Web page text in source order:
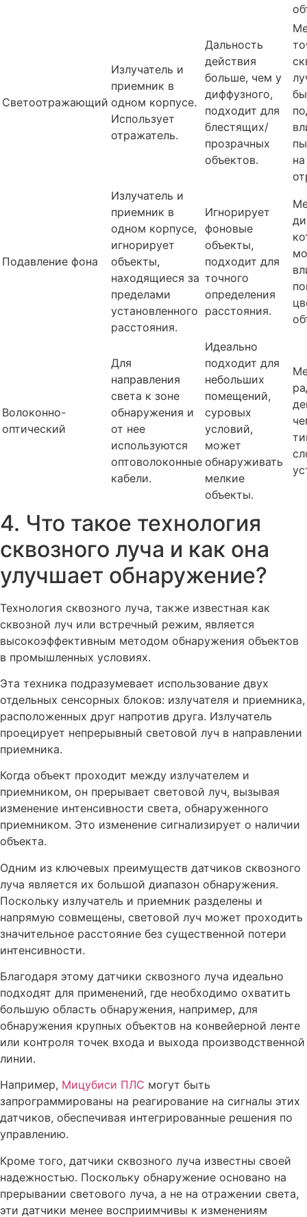
Светоотражающий
Излучатель и
приемник в
одном корпусе.
Использует
отражатель.
Дальность
действия
больше, чем у
диффузного,
подходит для
блестящих/
прозрачных
объектов.
на
Подавление фона
Излучатель и
приемник в
одном корпусе,
игнорирует
объекты,
находящиеся за
пределами
установленного
расстояния.
Игнорирует
фоновые
объекты,
подходит для
точного
определения
расстояния.
Волоконно-
оптический
Для
направления
света к зоне
обнаружения и
от нее
используются
оптоволоконные
кабели.
Идеально
подходит для
небольших
помещений,
суровых
условий,
может
обнаруживать
мелкие
объекты.
4. Что такое технология
сквозного луча и как она
улучшает обнаружение?
Технология сквозного луча, также известная как
сквозной луч или встречный режим, является
высокоэффективным методом обнаружения объектов
в промышленных условиях.
Эта техника подразумевает использование двух
отдельных сенсорных блоков: излучателя и приемника,
расположенных друг напротив друга. Излучатель
проецирует непрерывный световой луч в направлении
приемника.
Когда объект проходит между излучателем и
приемником, он прерывает световой луч, вызывая
изменение интенсивности света, обнаруженного
приемником. Это изменение сигнализирует о наличии
объекта.
Одним из ключевых преимуществ датчиков сквозного
луча является их большой диапазон обнаружения.
Поскольку излучатель и приемник разделены и
напрямую совмещены, световой луч может проходить
значительное расстояние без существенной потери
интенсивности.
Благодаря этому датчики сквозного луча идеально
подходят для применений, где необходимо охватить
большую область обнаружения, например, для
обнаружения крупных объектов на конвейерной ленте
или контроля точек входа и выхода производственной
линии.
Например, Мицубиси ПЛС могут быть
запрограммированы на реагирование на сигналы этих
датчиков, обеспечивая интегрированные решения по
управлению.
Кроме того, датчики сквозного луча известны своей
надежностью. Поскольку обнаружение основано на
прерывании светового луча, а не на отражении света,
эти датчики менее восприимчивы к изменениям